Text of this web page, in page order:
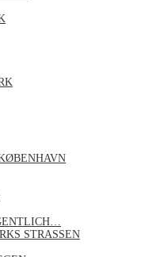
STRASSEN